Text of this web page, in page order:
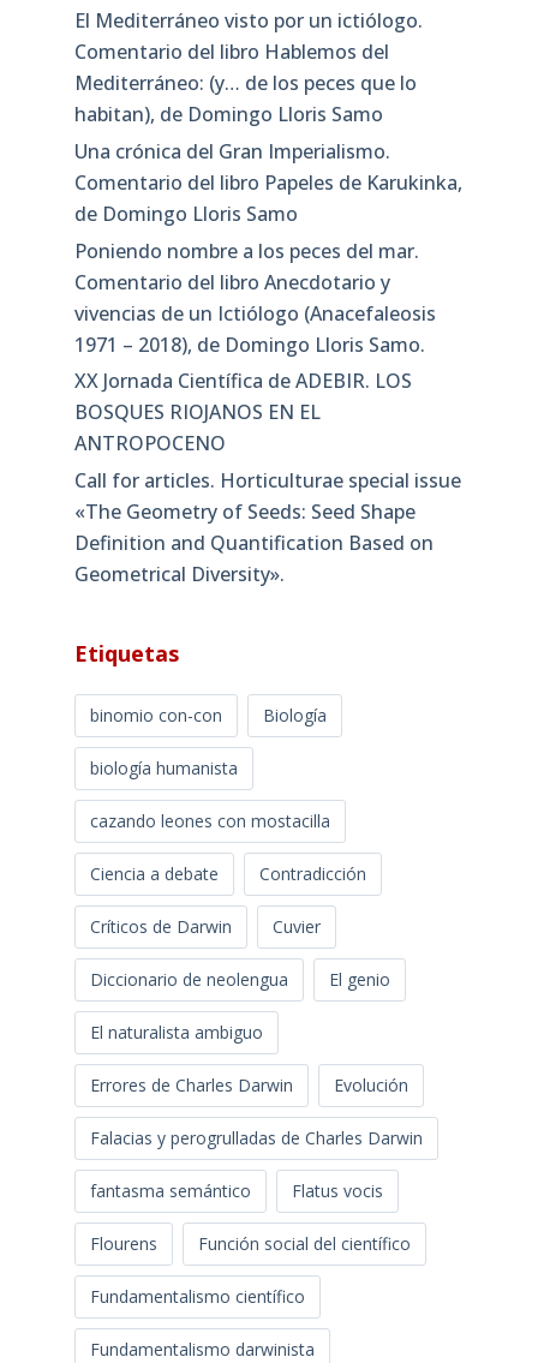
El Mediterráneo visto por un ictiólogo.
Comentario del libro Hablemos del
Mediterráneo: (y… de los peces que lo
habitan), de Domingo Lloris Samo
Una crónica del Gran Imperialismo.
Comentario del libro Papeles de Karukinka,
de Domingo Lloris Samo
Poniendo nombre a los peces del mar.
Comentario del libro Anecdotario y
vivencias de un Ictiólogo (Anacefaleosis
1971 – 2018), de Domingo Lloris Samo.
XX Jornada Científica de ADEBIR. LOS
BOSQUES RIOJANOS EN EL
ANTROPOCENO
Call for articles. Horticulturae special issue
«The Geometry of Seeds: Seed Shape
Definition and Quantification Based on
Geometrical Diversity»​.
Etiquetas
binomio con-con Biología
biología humanista
cazando leones con mostacilla
Ciencia a debate Contradicción
Críticos de Darwin Cuvier
Diccionario de neolengua El genio
El naturalista ambiguo
Errores de Charles Darwin Evolución
Falacias y perogrulladas de Charles Darwin
fantasma semántico Flatus vocis
Flourens Función social del científico
Fundamentalismo científico
Fundamentalismo darwinista